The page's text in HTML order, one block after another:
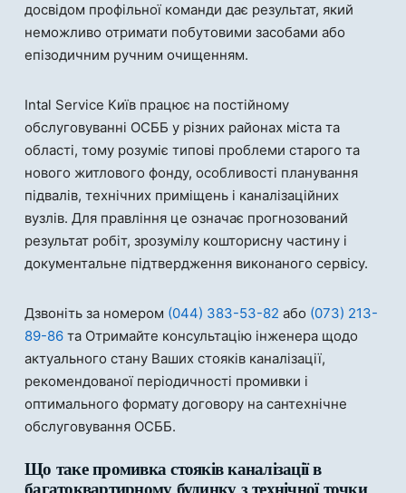
досвідом профільної команди дає результат, який
неможливо отримати побутовими засобами або
епізодичним ручним очищенням.
Intal Service Київ працює на постійному
обслуговуванні ОСББ у різних районах міста та
області, тому розуміє типові проблеми старого та
нового житлового фонду, особливості планування
підвалів, технічних приміщень і каналізаційних
вузлів. Для правління це означає прогнозований
результат робіт, зрозумілу кошторисну частину і
документальне підтвердження виконаного сервісу.
Дзвоніть за номером (044) 383-53-82 або (073) 213-
89-86 та Отримайте консультацію інженера щодо
актуального стану Ваших стояків каналізації,
рекомендованої періодичності промивки і
оптимального формату договору на сантехнічне
обслуговування ОСББ.
Що таке промивка стояків каналізації в